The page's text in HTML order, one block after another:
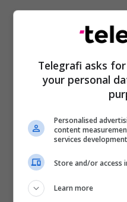
Telegrafi asks
your personal
Personalised
content
services development
Store and/or access
Learn more